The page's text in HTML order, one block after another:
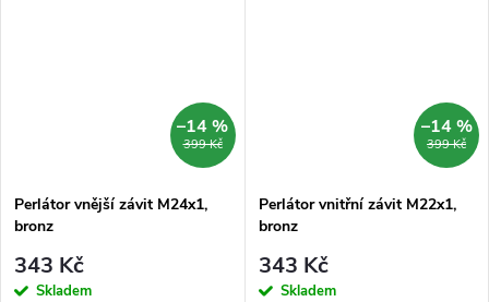
399 Kč
–14 %
Perlátor vnější závit M24x1,
bronz
343 Kč
Skladem
399 Kč
–14 %
Perlátor vnitřní závit M22x1,
bronz
343 Kč
Skladem